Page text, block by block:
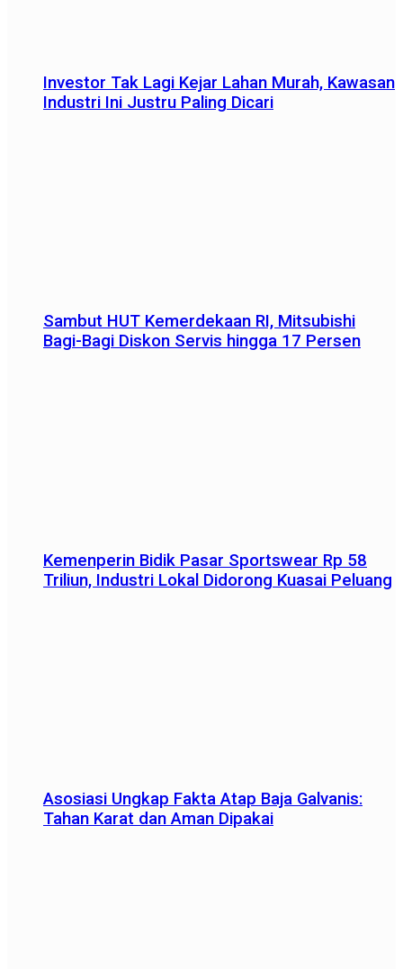
Investor Tak Lagi Kejar Lahan Murah, Kawasan
Industri Ini Justru Paling Dicari
Sambut HUT Kemerdekaan RI, Mitsubishi
Bagi-Bagi Diskon Servis hingga 17 Persen
Kemenperin Bidik Pasar Sportswear Rp 58
Triliun, Industri Lokal Didorong Kuasai Peluang
Asosiasi Ungkap Fakta Atap Baja Galvanis:
Tahan Karat dan Aman Dipakai